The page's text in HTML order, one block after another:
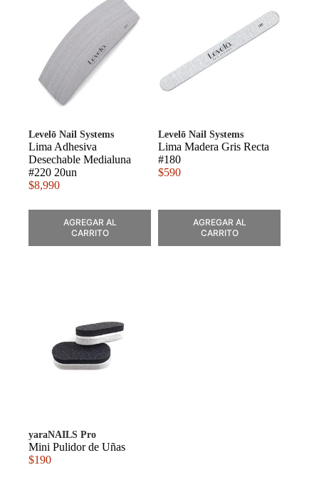
Levelō Nail Systems
Lima Adhesiva
Desechable Medialuna
#220 20un
$8,990
AGREGAR AL
CARRITO
Levelō Nail Systems
Lima Madera Gris Recta
#180
$590
AGREGAR AL
CARRITO
yaraNAILS Pro
Mini Pulidor de Uñas
$190